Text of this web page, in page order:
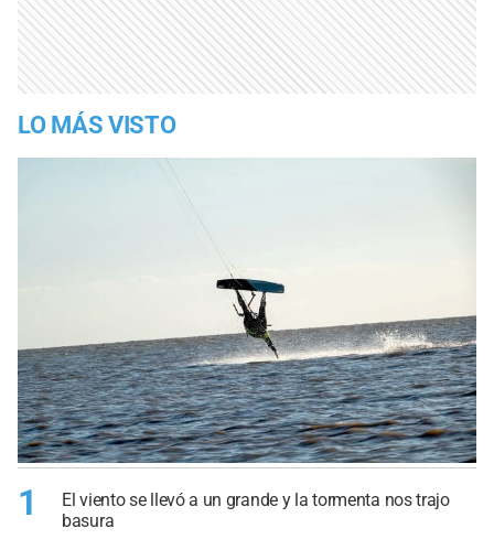
LO MÁS VISTO
1
El viento se llevó a un grande y la tormenta nos trajo
basura